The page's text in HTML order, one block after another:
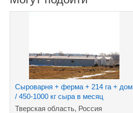
Сыроварня + ферма + 214 га + дом
/ 450-1000 кг сыра в месяц
Тверская область, Россия